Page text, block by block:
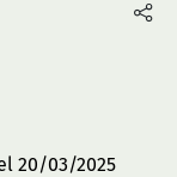
20/03/2025